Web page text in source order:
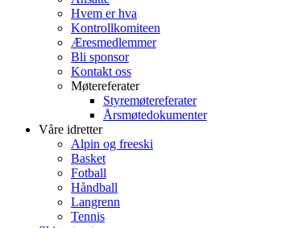
Hvem er hva
Kontrollkomiteen
Æresmedlemmer
Bli sponsor
Kontakt oss
Møtereferater
Styremøtereferater
Årsmøtedokumenter
Våre idretter
Alpin og freeski
Basket
Fotball
Håndball
Langrenn
Tennis